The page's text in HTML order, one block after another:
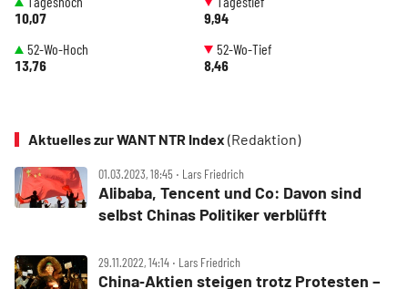
10,07
9,94
52-Wo-Hoch
13,76
52-Wo-Tief
8,46
Aktuelles zur WANT NTR Index (Redaktion)
01.03.2023, 18:45 ‧ Lars Friedrich
Alibaba, Tencent und Co: Davon sind
selbst Chinas Politiker verblüfft
29.11.2022, 14:14 ‧ Lars Friedrich
China‑Aktien steigen trotz Protesten –